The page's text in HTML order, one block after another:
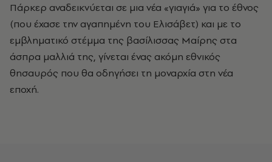
Πάρκερ αναδεικνύεται σε μια νέα «γιαγιά» για το έθνος
(που έχασε την αγαπημένη του Ελισάβετ) και με το
εμβληματικό στέμμα της βασίλισσας Μαίρης στα
άσπρα μαλλιά της, γίνεται ένας ακόμη εθνικός
θησαυρός που θα οδηγήσει τη μοναρχία στη νέα
εποχή.